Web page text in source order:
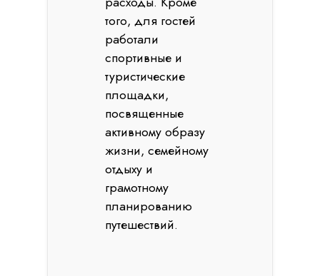
того, для гостей
работали
спортивные и
туристические
площадки,
посвященные
активному образу
жизни, семейному
отдыху и
грамотному
планированию
путешествий.